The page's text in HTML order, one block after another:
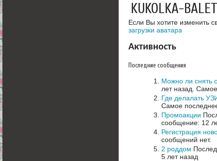
KUKOLKA-
Если Вы хотите изменить
загрузки аватара
Активность
Последние сообщения
Можно ли снять
лет назад.
Где делалать
Самое
Промоакции
сообщение: 12
Регистрация
сообщений нет.
2 роддом
5 лет назад